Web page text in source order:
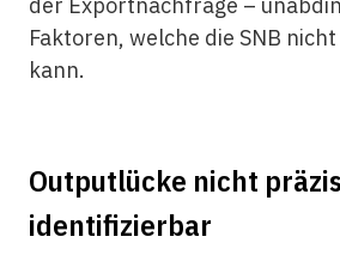
der Exportnachfrage –
Faktoren, welche die SNB
kann.
Outputlücke nicht
identifizierbar